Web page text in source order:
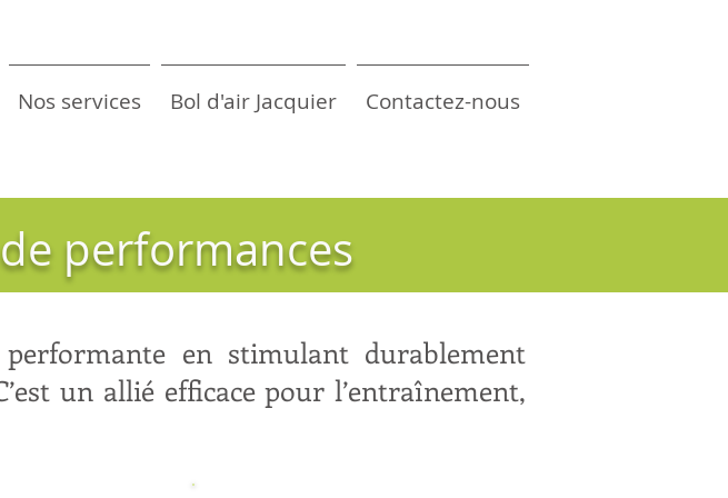
Nos services Bol d'air Jacquier Contactez-nous
performances
en stimulant durablement
un allié efficace pour l’entraînement,